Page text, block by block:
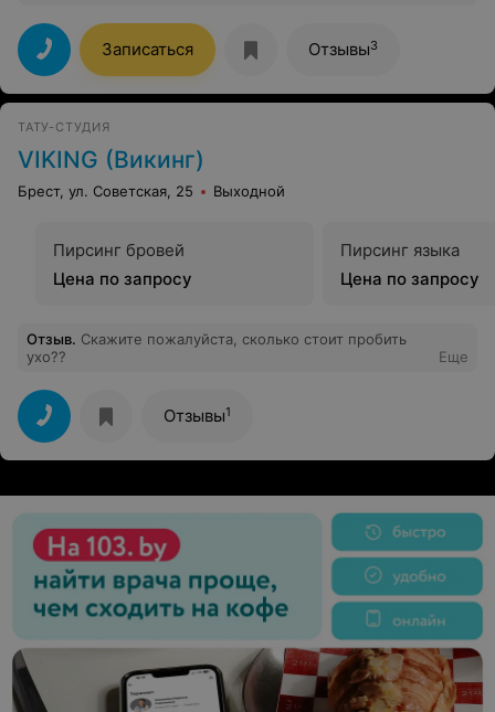
специалисту!
Записаться Отзывы3
ТАТУ-СТУДИЯ
VIKING (Викинг)
Брест, ул. Советская, 25 Выходной
Пирсинг бровей
Цена по запросу
Пирсинг языка
Цена по запросу
Отзыв. Скажите пожалуйста, сколько стоит пробить
ухо??
Еще
Отзывы1